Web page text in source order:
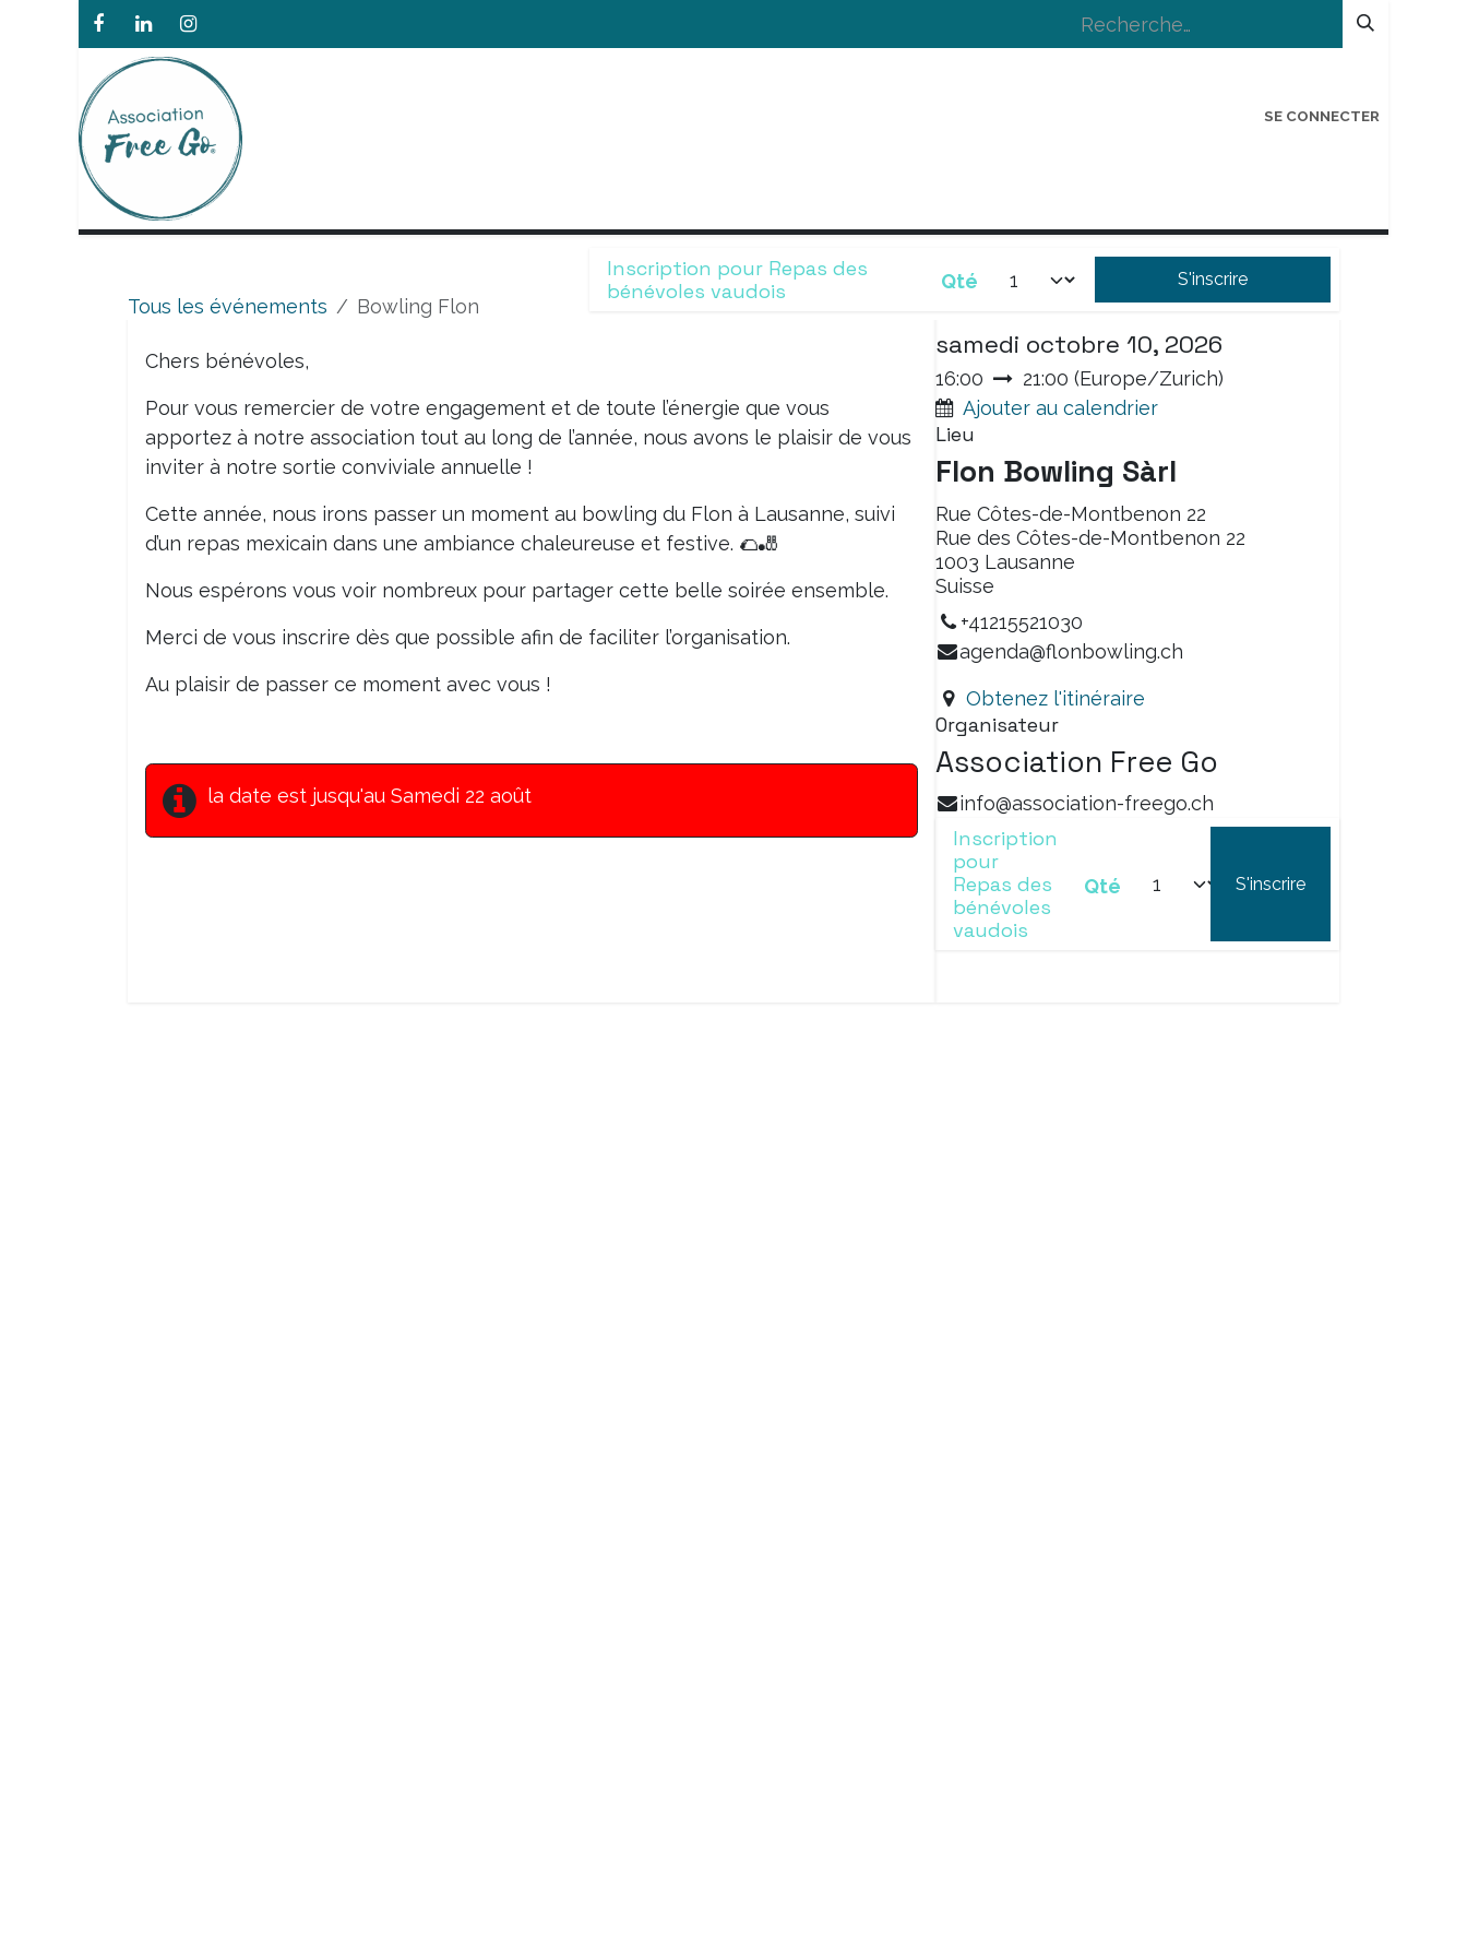
Se rendre au contenu
SE CONNECTER
Tous les événements Bowling Flon
Inscription pour ​Repas des
bénévoles vaudois
Qté S'inscrire
Chers bénévoles,
Pour vous remercier de votre engagement et de toute l’énergie que vous
apportez à notre association tout au long de l’année, nous avons le plaisir de vous
inviter à notre sortie conviviale annuelle !
Cette année, nous irons passer un moment au bowling du Flon à Lausanne, suivi
d’un repas mexicain dans une ambiance chaleureuse et festive. 🌮🎳
Nous espérons vous voir nombreux pour partager cette belle soirée ensemble.
Merci de vous inscrire dès que possible afin de faciliter l’organisation.
Au plaisir de passer ce moment avec vous !
la date est jusqu'au Samedi 22 août
samedi octobre 10, 2026
16:00 21:00 (Europe/Zurich)
Ajouter au calendrier
Lieu
Flon Bowling Sàrl
Rue Côtes-de-Montbenon 22
Rue des Côtes-de-Montbenon 22
1003 Lausanne
Suisse
+41215521030
agenda@flonbowling.ch
Obtenez l'itinéraire
Organisateur
Association Free Go
info@association-freego.ch
Inscription
pour ​
Repas des
bénévoles
vaudois
Qté S'inscrire